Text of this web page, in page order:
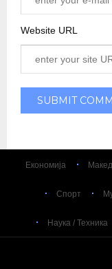
Website URL
Економија
Спорт
Наука / Техника